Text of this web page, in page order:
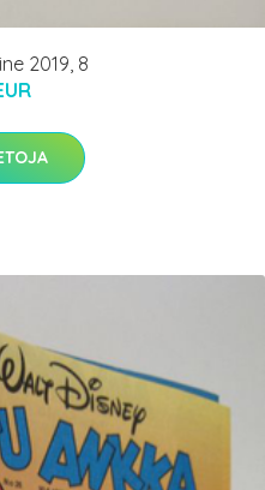
2019, 8